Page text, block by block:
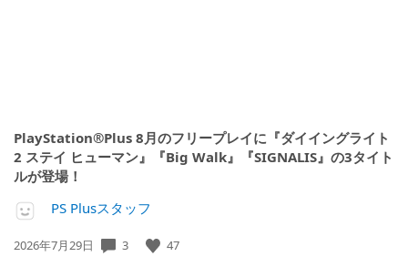
PlayStation®Plus 8月のフリープレイに『ダイイングライト
2 ステイ ヒューマン』『Big Walk』『SIGNALIS』の3タイト
ルが登場！
PS Plusスタッフ
公
2026年7月29日 3 47